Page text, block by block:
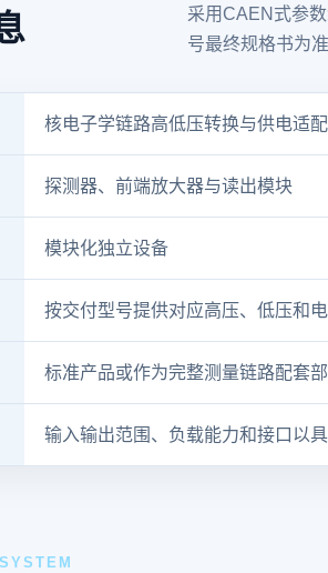
采用CAEN式参
号最终规格书为准
核电子学链路高低压转换与供电适配
探测器、前端放大器与读出模块
模块化独立设备
按交付型号提供对应高压、低压和
标准产品或作为完整测量链路配套
输入输出范围、负载能力和接口以